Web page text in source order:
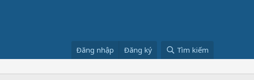
Đăng nhập Đăng ký Tìm kiếm